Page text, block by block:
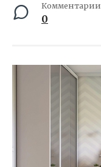
Комментарии
0